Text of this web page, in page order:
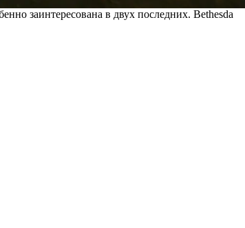
заинтересована в двух последних. Bethesda